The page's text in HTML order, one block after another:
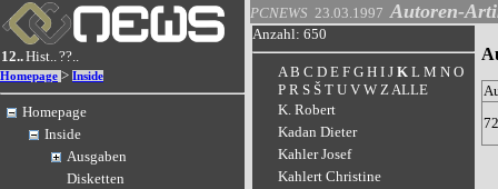
12..Hist..??..
Homepage > Inside
Homepage
Inside
Ausgaben
Disketten
PCNEWS 23.03.1997 Autoren-
Anzahl: 650
A B C D E F G H I J K L M N O
P R S Š T U V W ZALLE
K. Robert
Kadan Dieter
Kahler Josef
Kahlert Christine
72